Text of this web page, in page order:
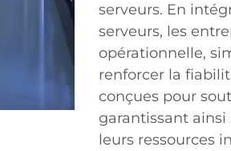
serveurs. En
serveurs, les
opérationnelle,
renforcer la
conçues pour
garantissant
leurs ressources